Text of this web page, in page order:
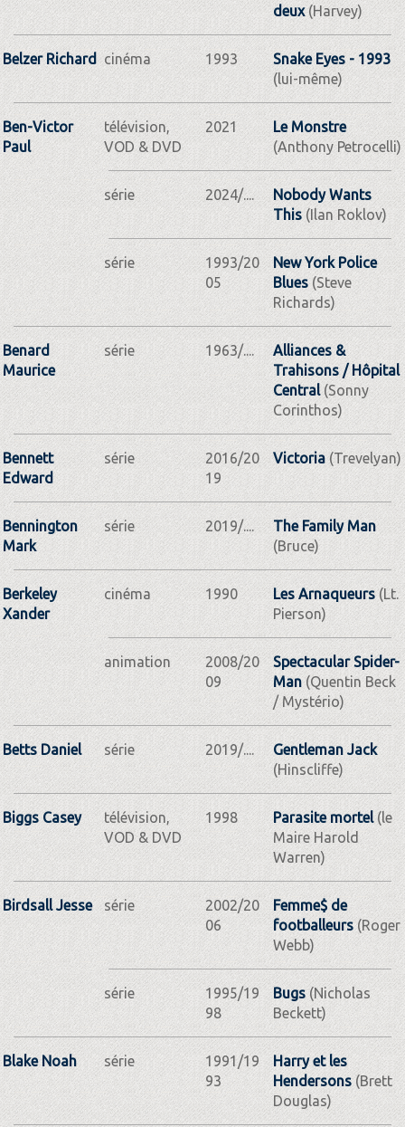
deux(Harvey)
Belzer Richard cinéma 1993
Snake Eyes - 1993
(lui-même)
Ben-Victor
Paul
télévision,
VOD & DVD
2021
Le Monstre
(Anthony Petrocelli)
série 2024/....
Nobody Wants
This(Ilan Roklov)
série
1993/20
05
New York Police
Blues(Steve
Richards)
Benard
Maurice
série 1963/....
Alliances &
Trahisons / Hôpital
Central(Sonny
Corinthos)
Bennett
Edward
série
2016/20
19
Victoria(Trevelyan)
Bennington
Mark
série 2019/....
The Family Man
(Bruce)
Berkeley
Xander
cinéma 1990 Les Arnaqueurs(Lt.
Pierson)
animation
2008/20
09
Spectacular Spider-
Man(Quentin Beck
/ Mystério)
Betts Daniel série 2019/....
Gentleman Jack
(Hinscliffe)
Biggs Casey
télévision,
VOD & DVD
1998 Parasite mortel(le
Maire Harold
Warren)
Birdsall Jesse série
2002/20
06
Femme$ de
footballeurs(Roger
Webb)
série
1995/19
98
Bugs(Nicholas
Beckett)
Blake Noah série
1991/19
93
Harry et les
Hendersons(Brett
Douglas)